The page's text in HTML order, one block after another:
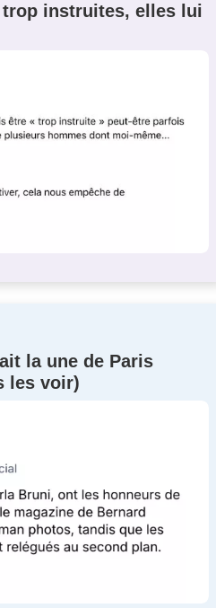
instruites, elles lui
la une de Paris
les voir)